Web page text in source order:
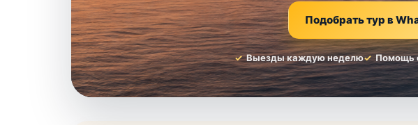
Подобрать тур в
Выезды каждую неделю Помощь